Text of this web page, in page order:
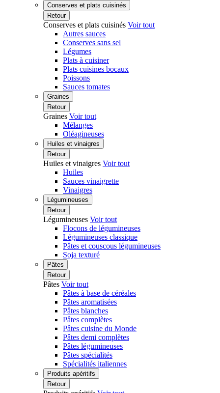
Conserves et plats cuisinés
Retour
Conserves et plats cuisinés Voir tout
Autres sauces
Conserves sans sel
Légumes
Plats à cuisiner
Plats cuisines bocaux
Poissons
Sauces tomates
Graines
Retour
Graines Voir tout
Mélanges
Oléagineuses
Huiles et vinaigres
Retour
Huiles et vinaigres Voir tout
Huiles
Sauces vinaigrette
Vinaigres
Légumineuses
Retour
Légumineuses Voir tout
Flocons de légumineuses
Légumineuses classique
Pâtes et couscous légumineuses
Soja texturé
Pâtes
Retour
Pâtes Voir tout
Pâtes à base de céréales
Pâtes aromatisées
Pâtes blanches
Pâtes complètes
Pâtes cuisine du Monde
Pâtes demi complètes
Pâtes légumineuses
Pâtes spécialités
Spécialités italiennes
Produits apéritifs
Retour